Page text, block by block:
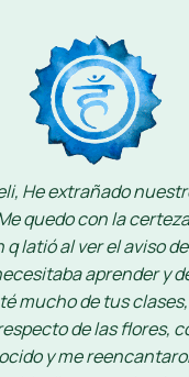
He extrañado
quedo con la
q latió al ver el aviso
aprender y
mucho de tus
de las flores,
y me